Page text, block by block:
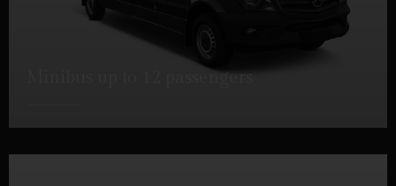
Minibus up to 12 passengers